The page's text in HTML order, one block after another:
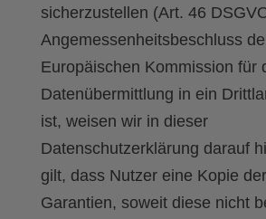
sicherzustellen (Art. 46
Angemessenheitsbeschluss
Europäischen Kommission für
Datenübermittlung in ein
ist, weisen wir in dieser
Datenschutzerklärung darauf
gilt, dass Nutzer eine Kopie
Garantien, soweit diese nicht